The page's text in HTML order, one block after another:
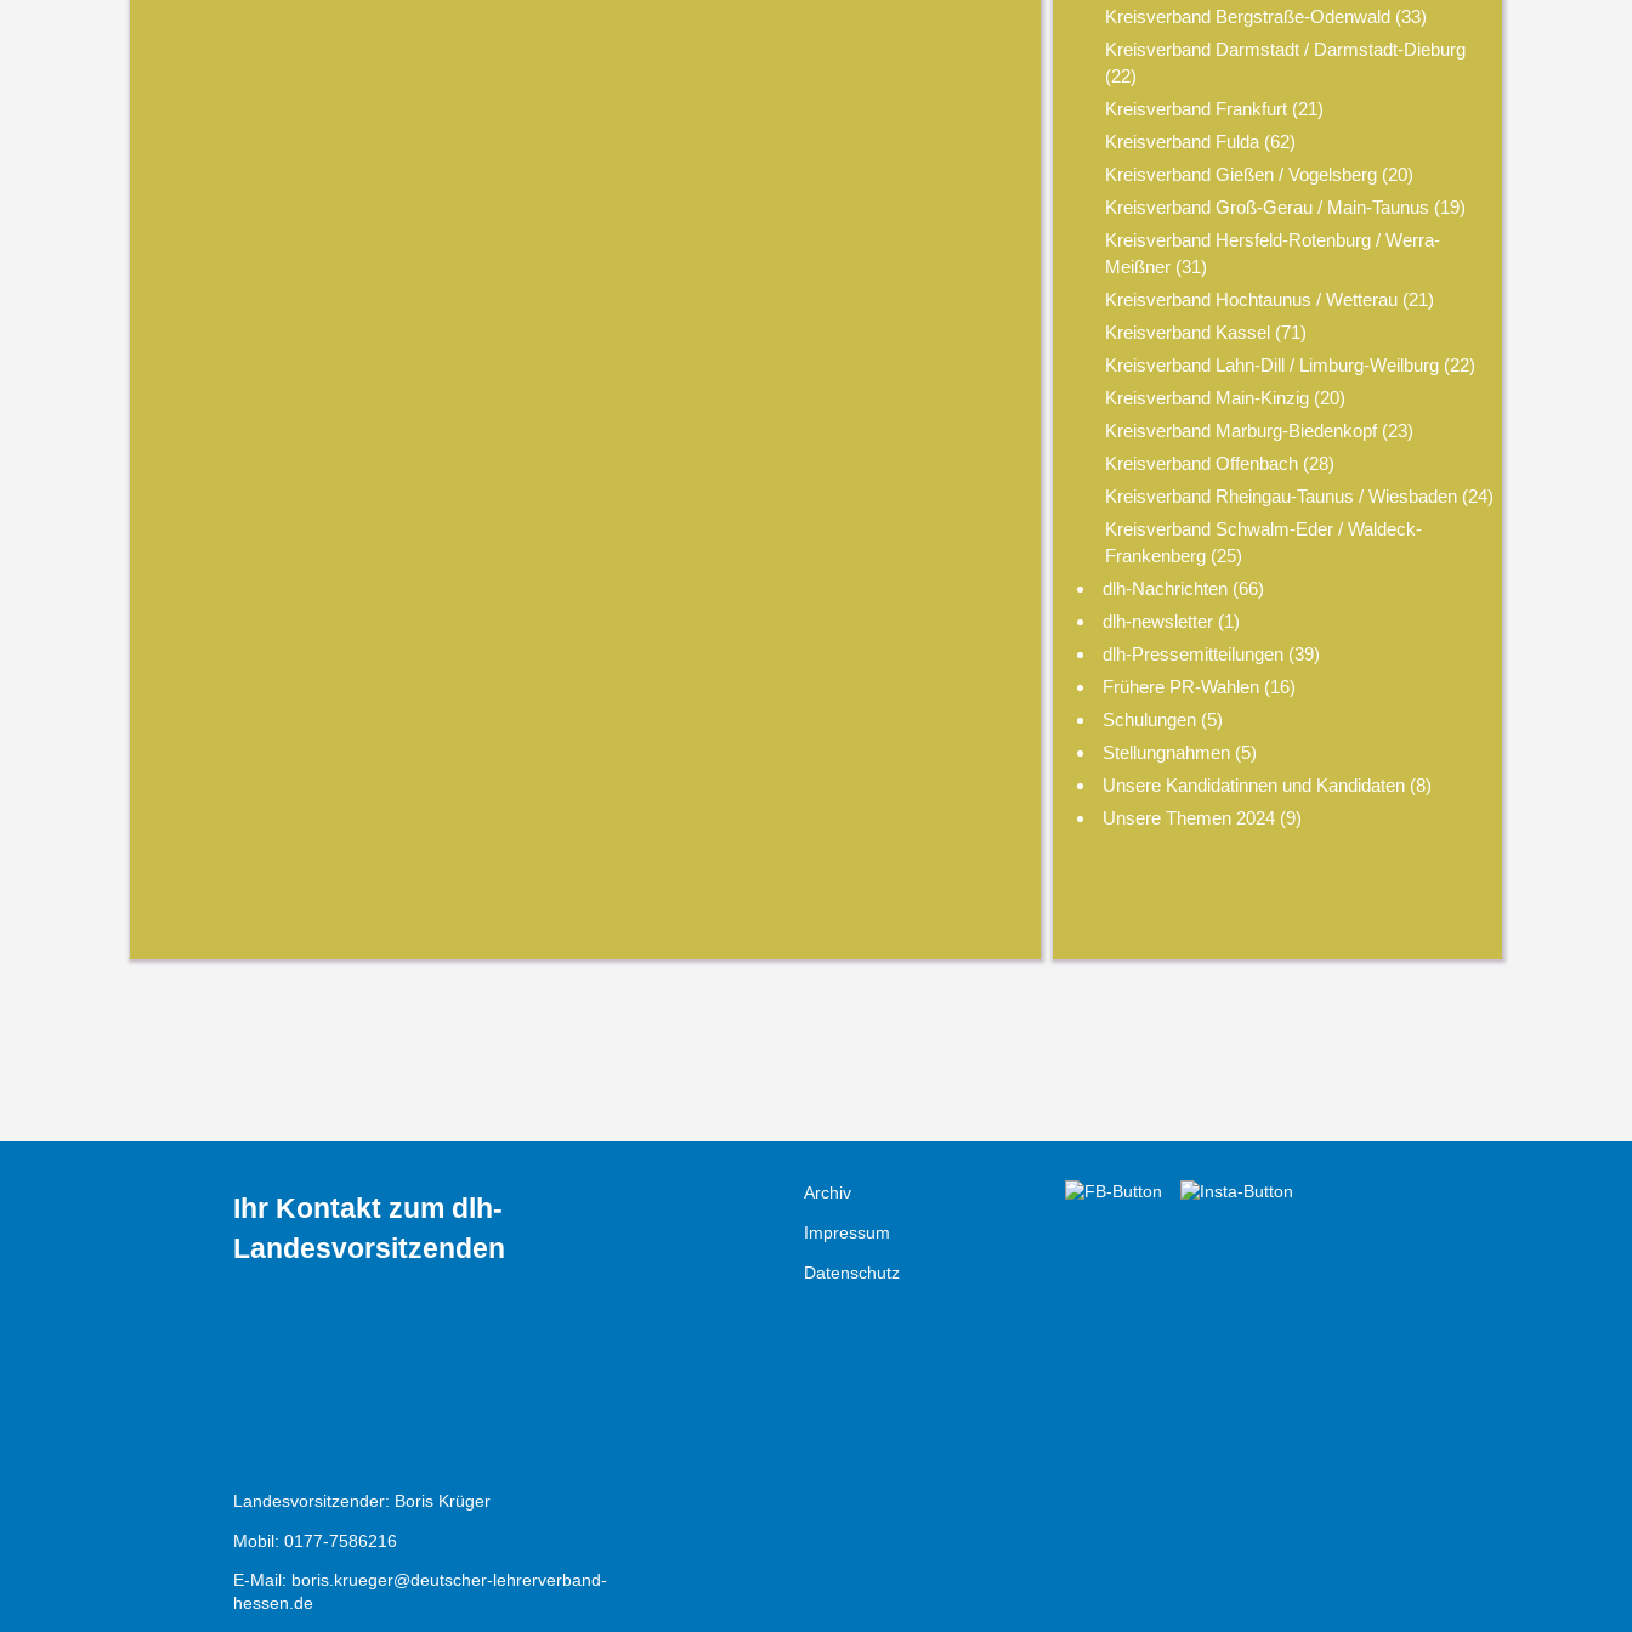
Kreisverband Bergstraße-Odenwald(33)
Kreisverband Darmstadt / Darmstadt-Dieburg
(22)
Kreisverband Frankfurt(21)
Kreisverband Fulda(62)
Kreisverband Gießen / Vogelsberg(20)
Kreisverband Groß-Gerau / Main-Taunus (19)
Kreisverband Hersfeld-Rotenburg / Werra-
Meißner(31)
Kreisverband Hochtaunus / Wetterau(21)
Kreisverband Kassel(71)
Kreisverband Lahn-Dill / Limburg-Weilburg(22)
Kreisverband Main-Kinzig(20)
Kreisverband Marburg-Biedenkopf(23)
Kreisverband Offenbach(28)
Kreisverband Rheingau-Taunus / Wiesbaden(24)
Kreisverband Schwalm-Eder / Waldeck-
Frankenberg(25)
dlh-Nachrichten (66)
dlh-newsletter (1)
dlh-Pressemitteilungen (39)
Frühere PR-Wahlen (16)
Schulungen (5)
Stellungnahmen (5)
Unsere Kandidatinnen und Kandidaten (8)
Unsere Themen 2024 (9)
Ihr Kontakt zum dlh-
Landesvorsitzenden
Landesvorsitzender: Boris Krüger
Mobil: 0177-7586216
E-Mail: boris.krueger@deutscher-lehrerverband-
hessen.de
Archiv
Impressum
Datenschutz